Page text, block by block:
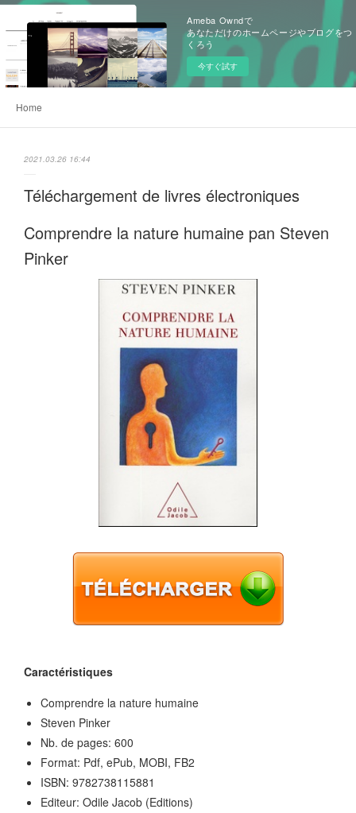
Ameba Owndで
あなただけのホームページやブログをつ
くろう
今すぐ試す
Home
2021.03.26 16:44
Téléchargement de livres électroniques
Comprendre la nature humaine pan Steven
Pinker
Caractéristiques
Comprendre la nature humaine
Steven Pinker
Nb. de pages: 600
Format: Pdf, ePub, MOBI, FB2
ISBN: 9782738115881
Editeur: Odile Jacob (Editions)